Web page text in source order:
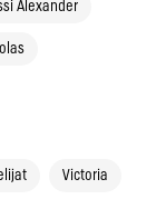
Alexander
Victoria